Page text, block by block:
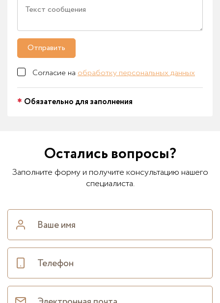
Отправить
Согласие на обработку персональных данных
Обязательно для заполнения
Остались вопросы?
Заполните форму и получите консультацию нашего
специалиста.